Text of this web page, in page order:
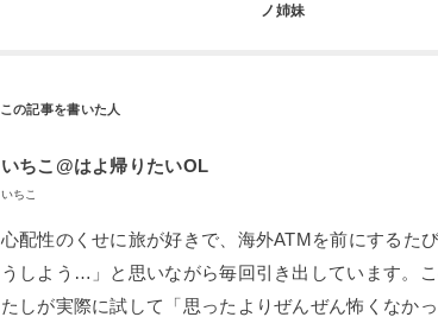
ノ姉妹
いちこ@はよ帰りたいOL
いちこ
心配性のくせに旅が好きで、海外ATMを前にするた
うしよう…」と思いながら毎回引き出しています。
たしが実際に試して「思ったよりぜんぜん怖くなか